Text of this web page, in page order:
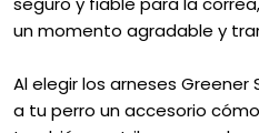
un momento agradable y
Al elegir los arneses
a tu perro un accesorio